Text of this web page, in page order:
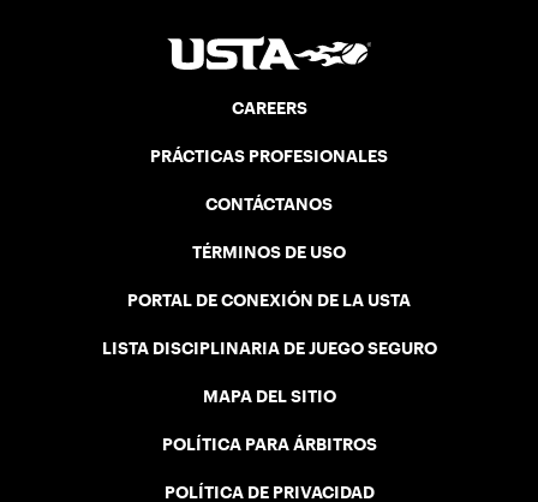
CAREERS
PRÁCTICAS PROFESIONALES
CONTÁCTANOS
TÉRMINOS DE USO
PORTAL DE CONEXIÓN DE LA USTA
LISTA DISCIPLINARIA DE JUEGO SEGURO
MAPA DEL SITIO
POLÍTICA PARA ÁRBITROS
POLÍTICA DE PRIVACIDAD